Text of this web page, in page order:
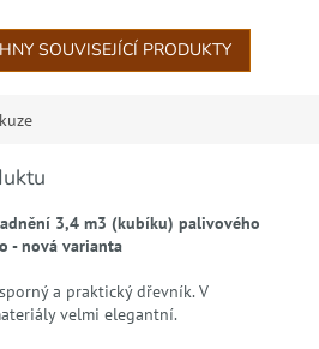
SOUVISEJÍCÍ PRODUKTY
3,4 m3 (kubíku) palivového
- nová varianta
a praktický dřevník. V
velmi elegantní.